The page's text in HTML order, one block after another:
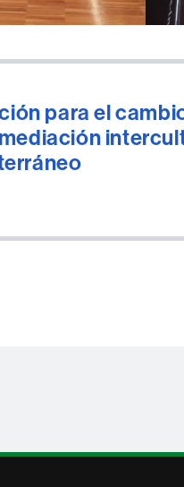
para el